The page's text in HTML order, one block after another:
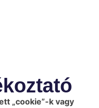
„cookie”-k vagy